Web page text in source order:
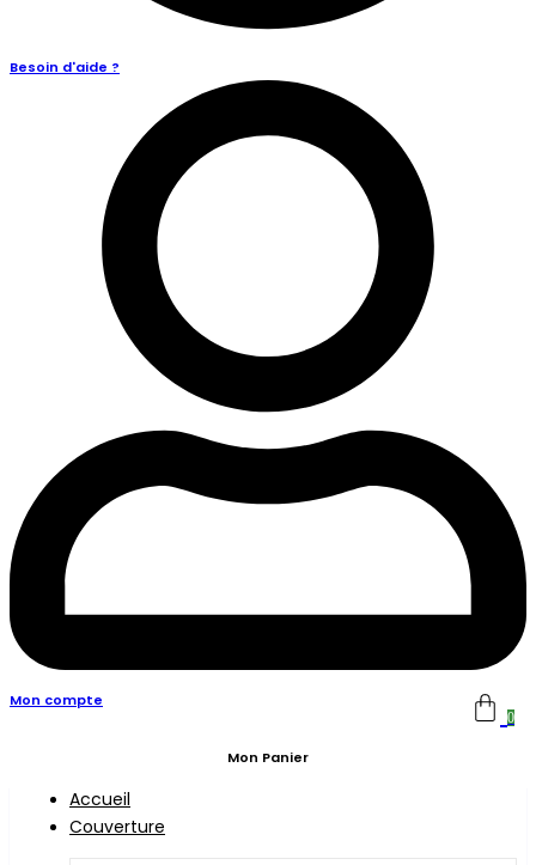
Besoin d'aide ?
Mon compte
0
Mon Panier
Accueil
Couverture